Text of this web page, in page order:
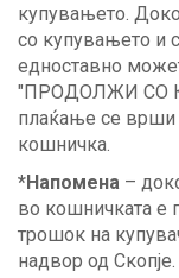
купувањето.
со купувањето и
едноставно
"ПРОДОЛЖИ СО
плаќање се врши
кошничка.
*Напомена –
во кошничката е
трошок на
надвор од Скопје.